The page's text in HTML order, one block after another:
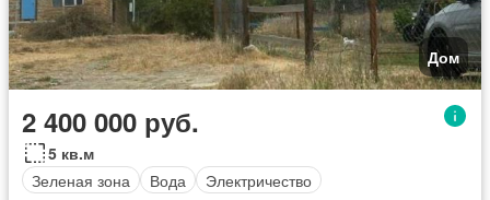
Дом
2 400 000 руб.
5 кв.м
Зеленая зона
Вода Электричество